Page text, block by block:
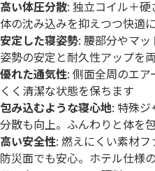
高い体圧分散: 独立コイル＋硬
体の沈み込みを抑えつつ快適
安定した寝姿勢: 腰部分やマ
姿勢の安定と耐久性アップを
優れた通気性: 側面全周のエ
くく清潔な状態を保ちます
包み込むような寝心地: 特殊
分散も向上。ふんわりと体を
高い安全性: 燃えにくい素材フ
防災面でも安心。ホテル仕様